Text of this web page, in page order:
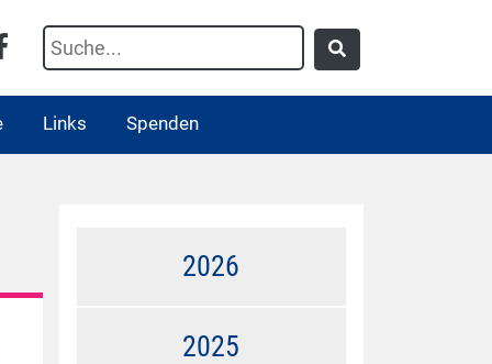
Links Spenden
2026
2025